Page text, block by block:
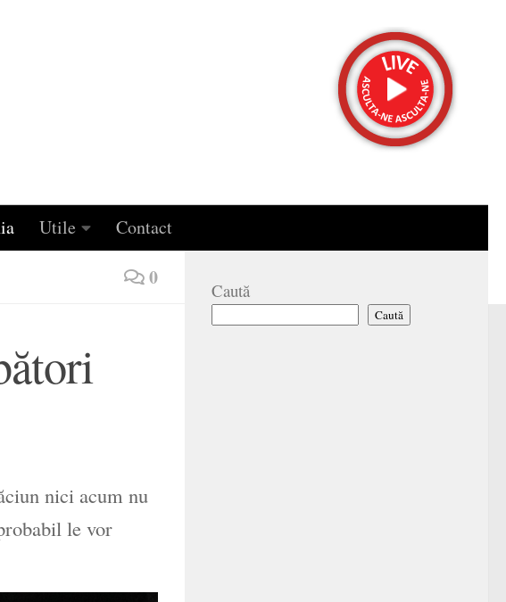
Utile Contact
0
nici acum nu
le vor
Caută
Caută